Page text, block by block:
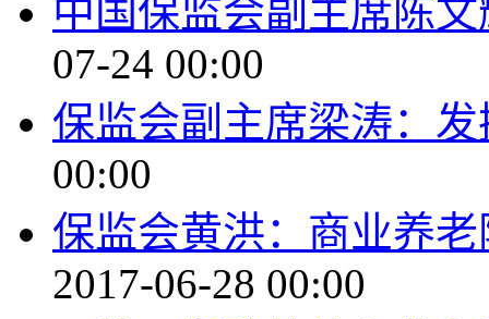
中国保监会副主席陈
07-24 00:00
保监会副主席梁涛：
00:00
保监会黄洪：商业养
2017-06-28 00:00